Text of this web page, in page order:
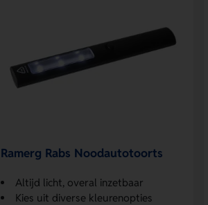
Ramerg Rabs Noodautotoorts
Altijd licht, overal inzetbaar
Kies uit diverse kleurenopties